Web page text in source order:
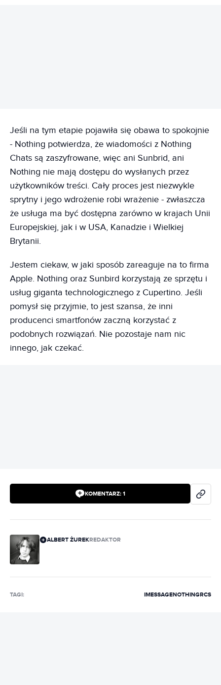
Jeśli na tym etapie pojawiła się obawa to spokojnie
- Nothing potwierdza, że wiadomości z Nothing
Chats są zaszyfrowane, więc ani Sunbrid, ani
Nothing nie mają dostępu do wysłanych przez
użytkowników treści. Cały proces jest niezwykle
sprytny i jego wdrożenie robi wrażenie - zwłaszcza
że usługa ma być dostępna zarówno w krajach Unii
Europejskiej, jak i w USA, Kanadzie i Wielkiej
Brytanii.
Jestem ciekaw, w jaki sposób zareaguje na to firma
Apple. Nothing oraz Sunbird korzystają ze sprzętu i
usług giganta technologicznego z Cupertino. Jeśli
pomysł się przyjmie, to jest szansa, że inni
producenci smartfonów zaczną korzystać z
podobnych rozwiązań. Nie pozostaje nam nic
innego, jak czekać.
KOMENTARZ: 1
ALBERT ŻUREKREDAKTOR
TAGI: IMESSAGENOTHINGRCS